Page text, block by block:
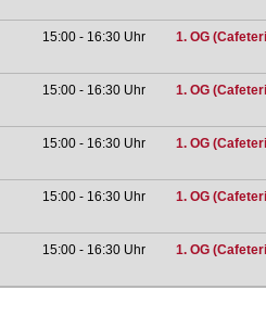
15:00 - 16:30 Uhr 1. OG
15:00 - 16:30 Uhr 1. OG
15:00 - 16:30 Uhr 1. OG
15:00 - 16:30 Uhr 1. OG
15:00 - 16:30 Uhr 1. OG